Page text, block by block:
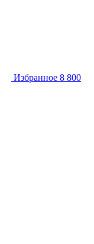
Избранное 8 800